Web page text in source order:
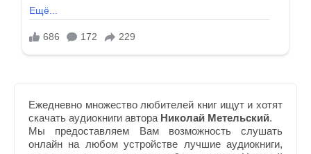
Ежедневно множество любителей книг ищут и хотят
скачать аудиокниги автора Николай Метельский.
Мы предоставляем Вам возможность слушать
онлайн на любом устройстве лучшие аудиокниги,